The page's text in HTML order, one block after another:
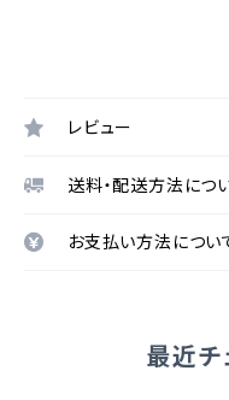
レビュー
送料・配送方法につ
お支払い方法につい
最近チ